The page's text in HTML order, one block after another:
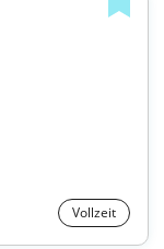
Vollzeit